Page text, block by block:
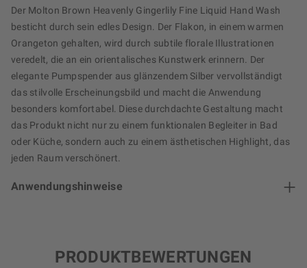
Der Molton Brown Heavenly Gingerlily Fine Liquid Hand Wash
besticht durch sein edles Design. Der Flakon, in einem warmen
Orangeton gehalten, wird durch subtile florale Illustrationen
veredelt, die an ein orientalisches Kunstwerk erinnern. Der
elegante Pumpspender aus glänzendem Silber vervollständigt
das stilvolle Erscheinungsbild und macht die Anwendung
besonders komfortabel. Diese durchdachte Gestaltung macht
das Produkt nicht nur zu einem funktionalen Begleiter in Bad
oder Küche, sondern auch zu einem ästhetischen Highlight, das
jeden Raum verschönert.
Anwendungshinweise
PRODUKTBEWERTUNGEN